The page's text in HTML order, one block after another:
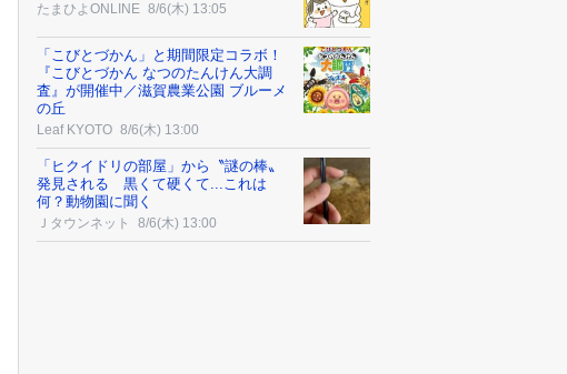
たまひよONLINE 8/6(木) 13:05
「こびとづかん」と期間限定コラボ！
『こびとづかん なつのたんけん大調
査』が開催中／滋賀農業公園 ブルーメ
の丘
Leaf KYOTO 8/6(木) 13:00
「ヒクイドリの部屋」から〝謎の棒〟
発見される 黒くて硬くて...これは
何？動物園に聞く
Ｊタウンネット 8/6(木) 13:00